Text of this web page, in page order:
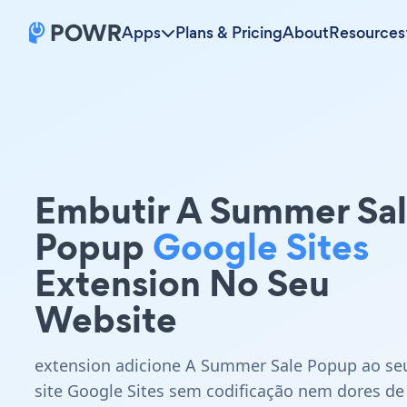
Apps Plans & PricingAboutResources
Embutir A Summer
PopupGoogle Sites
Extension No Seu
Website
extension adicione A Summer Sale Popup ao
site Google Sites sem codificação nem dores de